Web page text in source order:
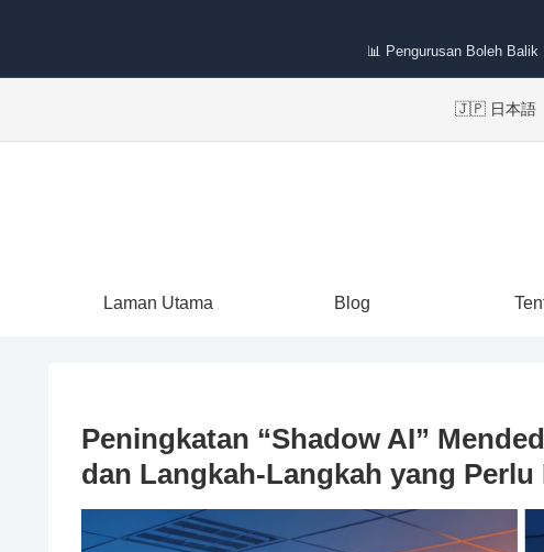
📊 Pengurusan Boleh Balik
🇯🇵 日本語
Laman Utama Blog
Peningkatan “Shadow AI”
dan Langkah-Langkah yang Perlu